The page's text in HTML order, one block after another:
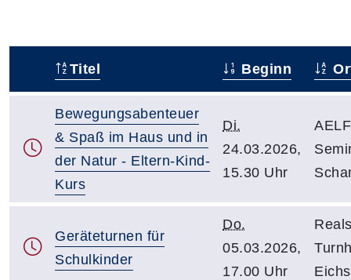
Titel Beginn
Bewegungsabenteuer
& Spaß im Haus und in
der Natur - Eltern-Kind-
Kurs
Di.
24.03.2026,
15.30 Uhr
Geräteturnen für
Schulkinder
Do.
05.03.2026,
17.00 Uhr